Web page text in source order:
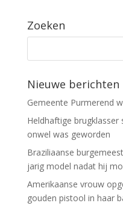
Zoeken
Nieuwe berichten
Gemeente Purmerend
Heldhaftige
onwel was geworden
Braziliaanse
jarig model nadat hij
Amerikaanse vrouw
gouden pistool in haar